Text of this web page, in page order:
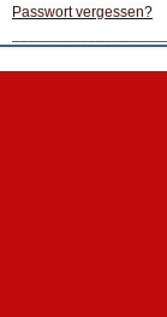
Passwort vergessen?